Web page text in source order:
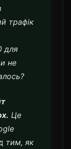
трафік
для
не
Це
тим, як